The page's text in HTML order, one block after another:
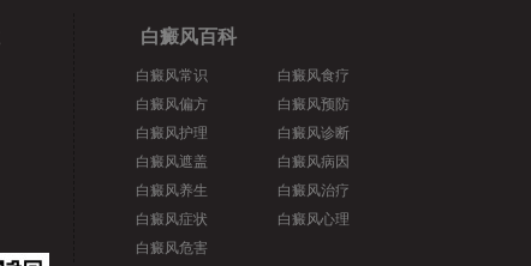
白癜风百科
白癜风常识
白癜风偏方
白癜风护理
白癜风遮盖
白癜风养生
白癜风症状
白癜风危害
白癜风食疗
白癜风预防
白癜风诊断
白癜风病因
白癜风治疗
白癜风心理